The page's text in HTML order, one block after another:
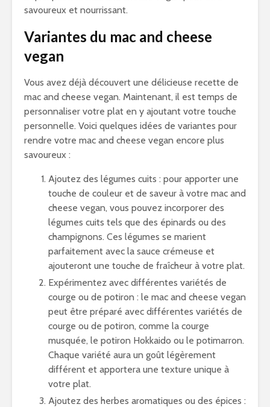
savoureux et nourrissant.
Variantes du mac and cheese
vegan
Vous avez déjà découvert une délicieuse recette de
mac and cheese vegan. Maintenant, il est temps de
personnaliser votre plat en y ajoutant votre touche
personnelle. Voici quelques idées de variantes pour
rendre votre mac and cheese vegan encore plus
savoureux :
Ajoutez des légumes cuits : pour apporter une
touche de couleur et de saveur à votre mac and
cheese vegan, vous pouvez incorporer des
légumes cuits tels que des épinards ou des
champignons. Ces légumes se marient
parfaitement avec la sauce crémeuse et
ajouteront une touche de fraîcheur à votre plat.
Expérimentez avec différentes variétés de
courge ou de potiron : le mac and cheese vegan
peut être préparé avec différentes variétés de
courge ou de potiron, comme la courge
musquée, le potiron Hokkaido ou le potimarron.
Chaque variété aura un goût légèrement
différent et apportera une texture unique à
votre plat.
Ajoutez des herbes aromatiques ou des épices :